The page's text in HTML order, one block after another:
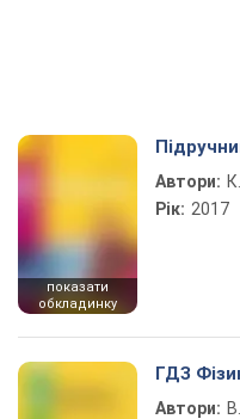
показати
обкладинку
Автори:
Рік: 2017
ГДЗ
Автори: